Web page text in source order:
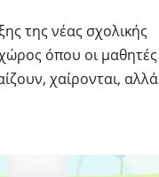
της νέας σχολικής
όπου οι μαθητές
χαίρονται, αλλά